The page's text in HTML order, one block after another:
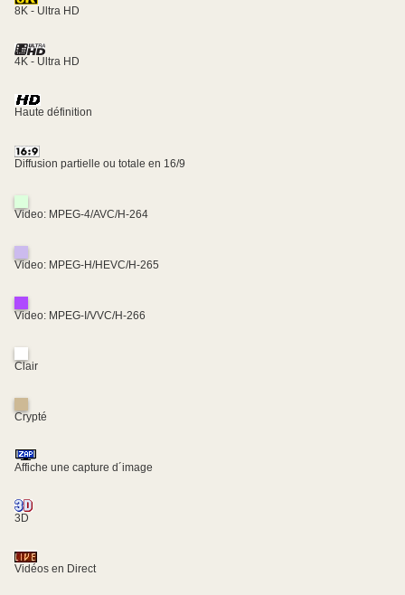
8K - Ultra HD
4K - Ultra HD
Haute définition
Diffusion partielle ou totale en 16/9
Video: MPEG-4/AVC/H-264
Video: MPEG-H/HEVC/H-265
Video: MPEG-I/VVC/H-266
Clair
Crypté
Affiche une capture d´image
3D
Vidéos en Direct